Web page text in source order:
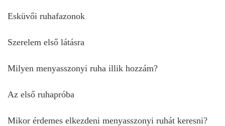
Esküvői ruhafazonok
Szerelem első látásra
Milyen menyasszonyi ruha illik hozzám?
Az első ruhapróba
Mikor érdemes elkezdeni menyasszonyi ruhát keresni?